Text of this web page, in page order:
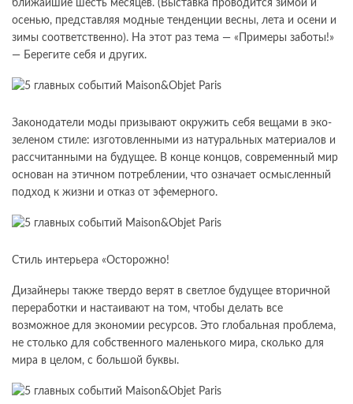
ближайшие шесть месяцев. (Выставка проводится зимой и
осенью, представляя модные тенденции весны, лета и осени и
зимы соответственно). На этот раз тема — «Примеры заботы!»
— Берегите себя и других.
Законодатели моды призывают окружить себя вещами в эко-
зеленом стиле: изготовленными из натуральных материалов и
рассчитанными на будущее. В конце концов, современный мир
основан на этичном потреблении, что означает осмысленный
подход к жизни и отказ от эфемерного.
Стиль интерьера «Осторожно!
Дизайнеры также твердо верят в светлое будущее вторичной
переработки и настаивают на том, чтобы делать все
возможное для экономии ресурсов. Это глобальная проблема,
не столько для собственного маленького мира, сколько для
мира в целом, с большой буквы.